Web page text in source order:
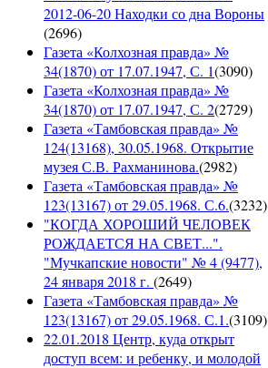
2012-06-20 Находки со дна Вороны
(2696)
Газета «Колхозная правда» №
34(1870) от 17.07.1947, С. 1(3090)
Газета «Колхозная правда» №
34(1870) от 17.07.1947, С. 2(2729)
Газета «Тамбовская правда» №
124(13168), 30.05.1968. Открытие
музея С.В. Рахманинова.(2982)
Газета «Тамбовская правда» №
123(13167) от 29.05.1968. С.6.(3232)
"КОГДА ХОРОШИЙ ЧЕЛОВЕК
РОЖДАЕТСЯ НА СВЕТ...".
"Мучкапские новости" № 4 (9477),
24 января 2018 г. (2649)
Газета «Тамбовская правда» №
123(13167) от 29.05.1968. С.1.(3109)
22.01.2018 Центр, куда открыт
доступ всем: и ребенку, и молодой